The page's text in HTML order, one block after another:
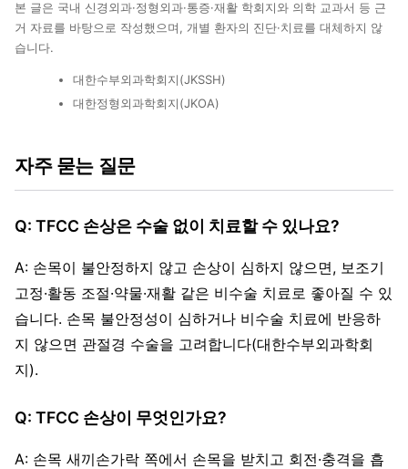
본 글은 국내 신경외과·정형외과·통증·재활 학회지와 의학 교과서 등 근
거 자료를 바탕으로 작성했으며, 개별 환자의 진단·치료를 대체하지 않
습니다.
대한수부외과학회지(JKSSH)
대한정형외과학회지(JKOA)
자주 묻는 질문
Q: TFCC 손상은 수술 없이 치료할 수 있나요?
A: 손목이 불안정하지 않고 손상이 심하지 않으면, 보조기
고정·활동 조절·약물·재활 같은 비수술 치료로 좋아질 수 있
습니다. 손목 불안정성이 심하거나 비수술 치료에 반응하
지 않으면 관절경 수술을 고려합니다(대한수부외과학회
지).
Q: TFCC 손상이 무엇인가요?
A: 손목 새끼손가락 쪽에서 손목을 받치고 회전·충격을 흡